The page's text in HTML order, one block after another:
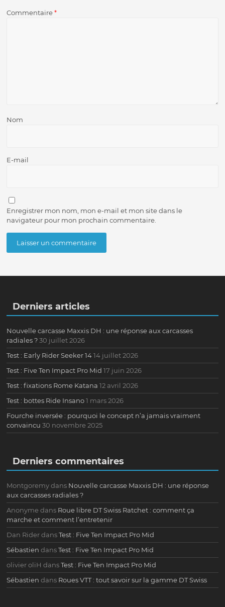
Commentaire*
Nom
E-mail
Enregistrer mon nom, mon e-mail et mon site dans le
navigateur pour mon prochain commentaire.
Derniers articles
Nouvelle carcasse Maxxis DH : une réponse aux carcasses
radiales ? 30 juillet 2026
Test : Early Rider Seeker 14 14 juillet 2026
Test : Five Ten Impact Pro Mid 17 juin 2026
Test : fixations Rome Katana 12 avril 2026
Test : bottes Ride Insano 1 mars 2026
Fourche inversée : pourquoi le concept n’a jamais vraiment
convaincu 30 novembre 2025
Derniers commentaires
Montgoremydans Nouvelle carcasse Maxxis DH : une réponse
aux carcasses radiales ?
Anonyme dans Roue libre DT Swiss Ratchet : comment ça
marche et comment l’entretenir
Dan RiderdansTest : Five Ten Impact Pro Mid
Sébastien dansTest : Five Ten Impact Pro Mid
olivier oliH dansTest : Five Ten Impact Pro Mid
Sébastien dans Roues VTT : tout savoir sur la gamme DT Swiss